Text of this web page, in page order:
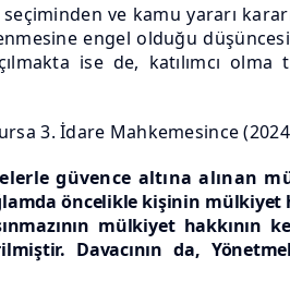
ve kamu yararı
engel olduğu
ise de, katılımcı
3. İdare Mahkemesince
güvence altına alınan
öncelikle kişinin mülkiyet
mülkiyet hakkının
Davacının da,